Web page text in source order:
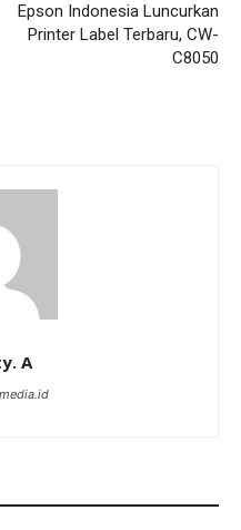
Epson Indonesia Luncurkan
Printer Label Terbaru, CW-
C8050
A